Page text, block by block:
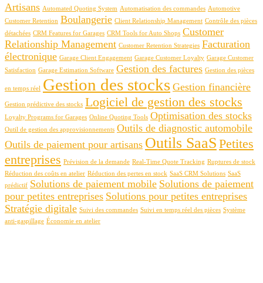
Artisans Automated Quoting System Automatisation des commandes Automotive
Customer Retention Boulangerie Client Relationship Management Contrôle des pièces
détachées CRM Features for Garages CRM Tools for Auto Shops Customer
Relationship Management Customer Retention Strategies Facturation
électronique Garage Client Engagement Garage Customer Loyalty Garage Customer
Satisfaction Garage Estimation Software Gestion des factures Gestion des pièces
en temps réel Gestion des stocks Gestion financière
Gestion prédictive des stocks Logiciel de gestion des stocks
Loyalty Programs for Garages Online Quoting Tools Optimisation des stocks
Outil de gestion des approvisionnements Outils de diagnostic automobile
Outils de paiement pour artisans Outils SaaS Petites
entreprises Prévision de la demande Real-Time Quote Tracking Ruptures de stock
Réduction des coûts en atelier Réduction des pertes en stock SaaS CRM Solutions SaaS
prédictif Solutions de paiement mobile Solutions de paiement
pour petites entreprises Solutions pour petites entreprises
Stratégie digitale Suivi des commandes Suivi en temps réel des pièces Système
anti-gaspillage Économie en atelier